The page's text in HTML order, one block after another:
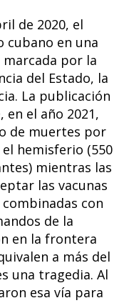
de 2020, el
cubano en una
por la
del Estado, la
La publicación
en el año 2021,
de muertes por
hemisferio (550
mientras las
las vacunas
con
de la
en la frontera
a más del
una tragedia. Al
esa vía para